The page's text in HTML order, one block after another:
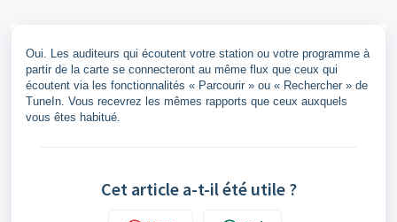
Oui. Les auditeurs qui écoutent votre station ou votre programme à
partir de la carte se connecteront au même flux que ceux qui
écoutent via les fonctionnalités « Parcourir » ou « Rechercher » de
TuneIn. Vous recevrez les mêmes rapports que ceux auxquels
vous êtes habitué.
Cet article a-t-il été utile ?